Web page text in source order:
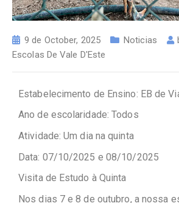
9 de October, 2025 Noticias
Escolas De Vale D'Este
Estabelecimento de Ensino: EB de
Ano de escolaridade: Todos
Atividade: Um dia na quinta
Data: 07/10/2025 e 08/10/2025
Visita de Estudo à Quinta
Nos dias 7 e 8 de outubro, a nossa